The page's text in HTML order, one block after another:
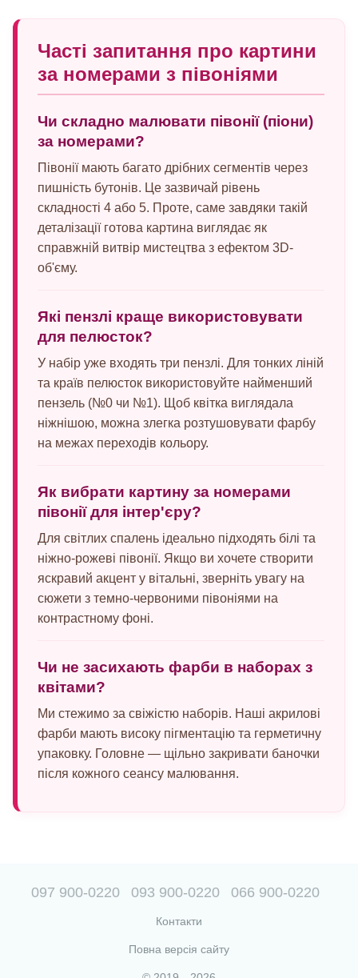
Часті запитання про картини
за номерами з півоніями
Чи складно малювати півонії (піони)
за номерами?
Півонії мають багато дрібних сегментів через
пишність бутонів. Це зазвичай рівень
складності 4 або 5. Проте, саме завдяки такій
деталізації готова картина виглядає як
справжній витвір мистецтва з ефектом 3D-
об'єму.
Які пензлі краще використовувати
для пелюсток?
У набір уже входять три пензлі. Для тонких ліній
та країв пелюсток використовуйте найменший
пензель (№0 чи №1). Щоб квітка виглядала
ніжнішою, можна злегка розтушовувати фарбу
на межах переходів кольору.
Як вибрати картину за номерами
півонії для інтер'єру?
Для світлих спалень ідеально підходять білі та
ніжно-рожеві півонії. Якщо ви хочете створити
яскравий акцент у вітальні, зверніть увагу на
сюжети з темно-червоними півоніями на
контрастному фоні.
Чи не засихають фарби в наборах з
квітами?
Ми стежимо за свіжістю наборів. Наші акрилові
фарби мають високу пігментацію та герметичну
упаковку. Головне — щільно закривати баночки
після кожного сеансу малювання.
097 900-0220 093 900-0220 066 900-0220
Контакти
Повна версія сайту